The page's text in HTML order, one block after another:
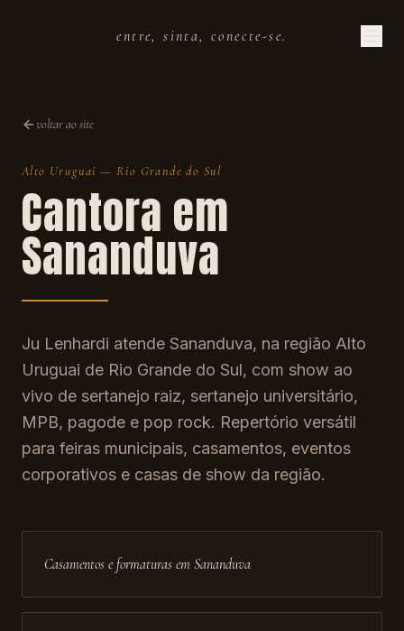
entre, sinta, conecte-se.
voltar ao site
Alto Uruguai —Rio Grande do Sul
Cantora em
Sananduva
Ju Lenhardi atende Sananduva, na região Alto
Uruguai de Rio Grande do Sul, com show ao
vivo de sertanejo raiz, sertanejo universitário,
MPB, pagode e pop rock. Repertório versátil
para feiras municipais, casamentos, eventos
corporativos e casas de show da região.
Casamentos e formaturas em Sananduva